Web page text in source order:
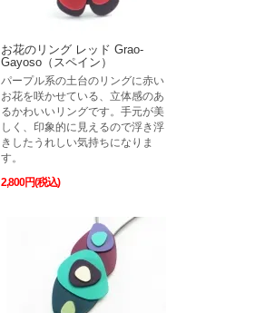
お花のリング レッド Grao-
Gayoso（スペイン）
パープル系の土台のリングに赤い
お花を咲かせている、立体感のあ
るかわいいリングです。手元が美
しく、印象的に見えるので浮き浮
きしたうれしい気持ちになりま
す。
2,800円(税込)